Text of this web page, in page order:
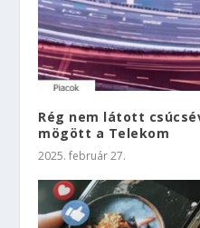
Rég nem látott
mögött a Telekom
2025. február 27.